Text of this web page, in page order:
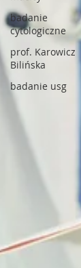
badanie
cytologiczne
prof. Karowicz
Bilińska
badanie usg